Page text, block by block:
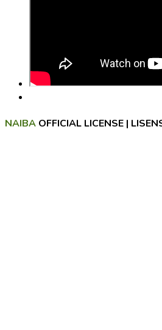
NAIBA OFFICIAL LICENSE |